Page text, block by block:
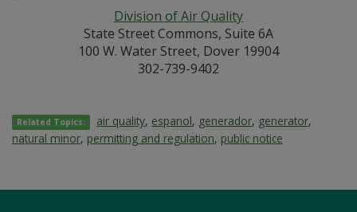
Division of Air Quality
State Street Commons, Suite 6A
100 W. Water Street, Dover 19904
302-739-9402
Related Topics: air quality, espanol, generador, generator,
natural minor, permitting and regulation, public notice